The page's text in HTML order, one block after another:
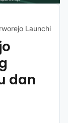
Launching
dan